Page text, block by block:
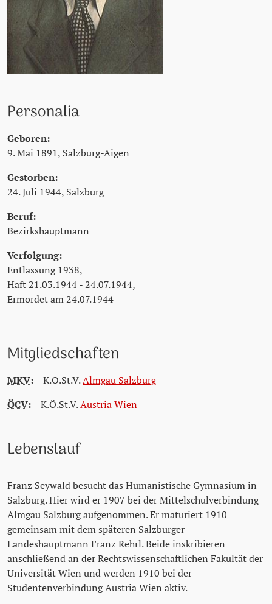
Personalia
Geboren:
9. Mai 1891, Salzburg-Aigen
Gestorben:
24. Juli 1944, Salzburg
Beruf:
Bezirkshauptmann
Verfolgung:
Entlassung 1938,
Haft 21.03.1944 - 24.07.1944,
Ermordet am 24.07.1944
Mitgliedschaften
MKV: K.Ö.St.V.Almgau Salzburg
ÖCV: K.Ö.St.V.Austria Wien
Lebenslauf
Franz Seywald besucht das Humanistische Gymnasium in
Salzburg. Hier wird er 1907 bei der Mittelschulverbindung
Almgau Salzburg aufgenommen. Er maturiert 1910
gemeinsam mit dem späteren Salzburger
Landeshauptmann Franz Rehrl. Beide inskribieren
anschließend an der Rechtswissenschaftlichen Fakultät der
Universität Wien und werden 1910 bei der
Studentenverbindung Austria Wien aktiv.